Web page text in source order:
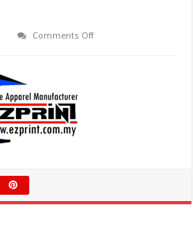
Comments Offon